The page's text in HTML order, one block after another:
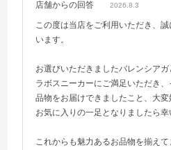
店舗からの回答 2026.8.3
この度は当店をご利用いただき、
います。
お選びいただきましたバレンシア
ラボスニーカーにご満足いただき
品物をお届けできましたこと、大変
お気に入りの一足となりましたら幸
これからも魅力あるお品物を揃え